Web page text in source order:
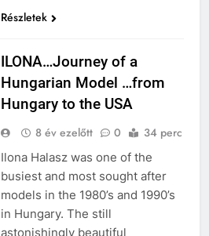
Részletek
ILONA…Journey of a
Hungarian Model …from
Hungary to the USA
8 év ezelőtt 0 34 perc
Ilona Halasz was one of the
busiest and most sought after
models in the 1980’s and 1990’s
in Hungary. The still
astonishingly beautiful